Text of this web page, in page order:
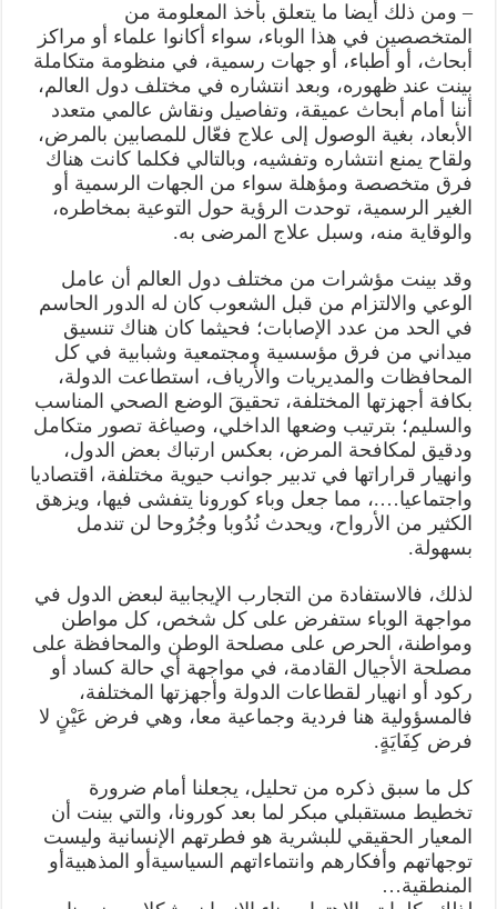
– ومن ذلك أيضا ما يتعلق بأخذ المعلومة من
المتخصصين في هذا الوباء، سواء أكانوا علماء أو مراكز
أبحاث، أو أطباء، أو جهات رسمية، في منظومة متكاملة
بينت عند ظهوره، وبعد انتشاره في مختلف دول العالم،
أننا أمام أبحاث عميقة، وتفاصيل ونقاش عالمي متعدد
الأبعاد، بغية الوصول إلى علاج فعّال للمصابين بالمرض،
ولقاح يمنع انتشاره وتفشيه، وبالتالي فكلما كانت هناك
فرق متخصصة ومؤهلة سواء من الجهات الرسمية أو
الغير الرسمية، توحدت الرؤية حول التوعية بمخاطره،
والوقاية منه، وسبل علاج المرضى به.
وقد بينت مؤشرات من مختلف دول العالم أن عامل
الوعي والالتزام من قبل الشعوب كان له الدور الحاسم
في الحد من عدد الإصابات؛ فحيثما كان هناك تنسيق
ميداني من فرق مؤسسية ومجتمعية وشبابية في كل
المحافظات والمديريات والأرياف، استطاعت الدولة،
بكافة أجهزتها المختلفة، تحقيقَ الوضع الصحي المناسب
والسليم؛ بترتيب وضعها الداخلي، وصياغة تصور متكامل
ودقيق لمكافحة المرض، بعكس ارتباك بعض الدول،
وانهيار قراراتها في تدبير جوانب حيوية مختلفة، اقتصاديا
واجتماعيا….، مما جعل وباء كورونا يتفشى فيها، ويزهق
الكثير من الأرواح، ويحدث نُدُوبا وجُرُوحا لن تندمل
بسهولة.
لذلك، فالاستفادة من التجارب الإيجابية لبعض الدول في
مواجهة الوباء ستفرض على كل شخص، كل مواطن
ومواطنة، الحرص على مصلحة الوطن والمحافظة على
مصلحة الأجيال القادمة، في مواجهة أي حالة كساد أو
ركود أو انهيار لقطاعات الدولة وأجهزتها المختلفة،
فالمسؤولية هنا فردية وجماعية معا، وهي فرض عَيْنٍ لا
فرض كِفَايَةٍ.
كل ما سبق ذكره من تحليل، يجعلنا أمام ضرورة
تخطيط مستقبلي مبكر لما بعد كورونا، والتي بينت أن
المعيار الحقيقي للبشرية هو فطرتهم الإنسانية وليست
توجهاتهم وأفكارهم وانتماءاتهم السياسيةأو المذهبيةأو
المنطقية…